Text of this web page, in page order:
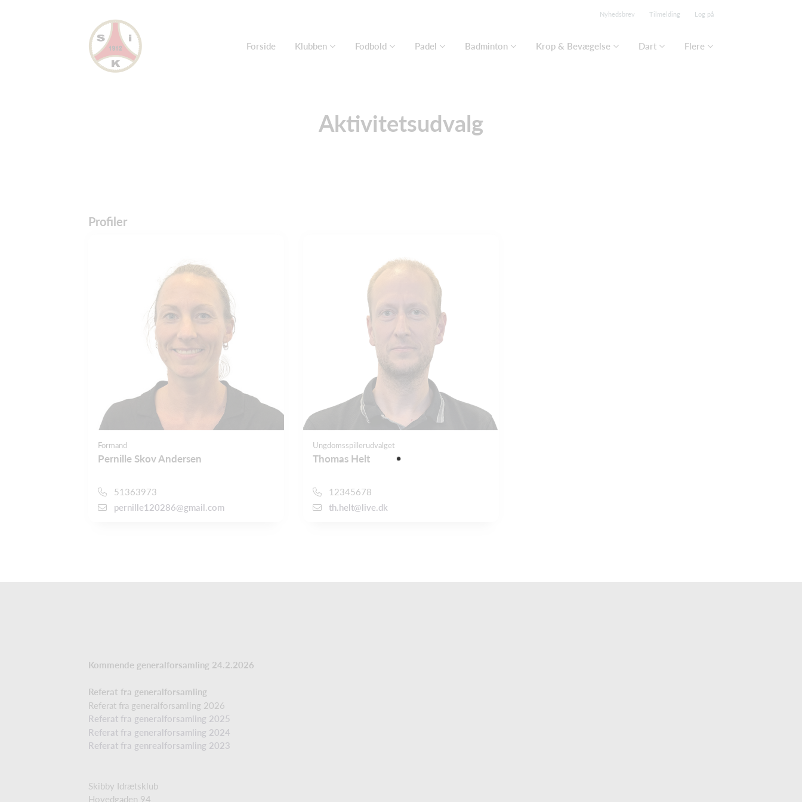
Nyhedsbrev Tilmelding Log på
Forside Klubben Fodbold Padel Badminton Krop & Bevægelse Dart Flere
Aktivitetsudvalg
Profiler
Formand
Pernille Skov Andersen
51363973
pernille120286@gmail.com
Ungdomsspillerudvalget
Thomas Helt
12345678
th.helt@live.dk
Kommende generalforsamling 24.2.2026
Referat fra generalforsamling
Referat fra generalforsamling 2026
Referat fra generalforsamling 2025
Referat fra generalforsamling 2024
Referat fra genrealforsamling 2023
Skibby Idrætsklub
Hovedgaden 94